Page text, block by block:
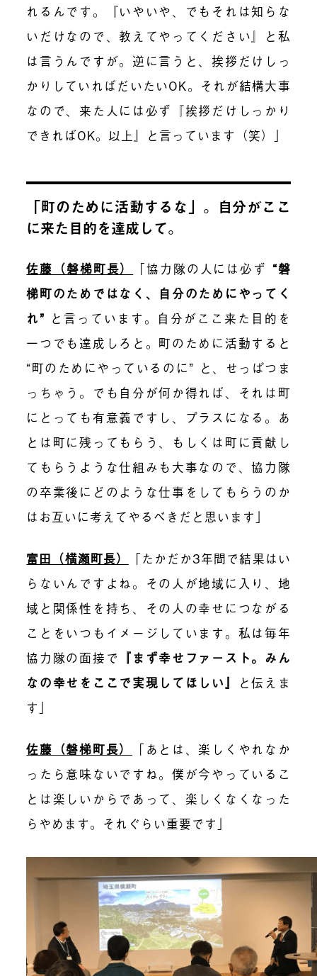
れるんです。『いやいや、でもそれは知らな
いだけなので、教えてやってください』と私
は言うんですが。逆に言うと、挨拶だけしっ
かりしていればだいたいOK。それが結構大事
なので、来た人には必ず『挨拶だけしっかり
できればOK。以上』と言っています（笑）」
「町のために活動するな」。自分がここ
に来た目的を達成して。
佐藤（磐梯町長） 「協力隊の人には必ず “磐
梯町のためではなく、自分のためにやってく
れ” と言っています。自分がここ来た目的を
一つでも達成しろと。町のために活動すると
“町のためにやっているのに” と、せっぱつま
っちゃう。でも自分が何か得れば、それは町
にとっても有意義ですし、プラスになる。あ
とは町に残ってもらう、もしくは町に貢献し
てもらうような仕組みも大事なので、協力隊
の卒業後にどのような仕事をしてもらうのか
はお互いに考えてやるべきだと思います」
富田（横瀬町長）
「たかだか3年間で結果はい
らないんですよね。その人が地域に入り、地
域と関係性を持ち、その人の幸せにつながる
ことをいつもイメージしています。私は毎年
協力隊の面接で 『 まず幸せファースト。みん
なの幸せをここで実現してほしい 』
と伝えま
す」
佐藤（磐梯町長）
「あとは、楽しくやれなか
ったら意味ないですね。僕が今やっているこ
とは楽しいからであって、楽しくなくなった
らやめます。それぐらい重要です」